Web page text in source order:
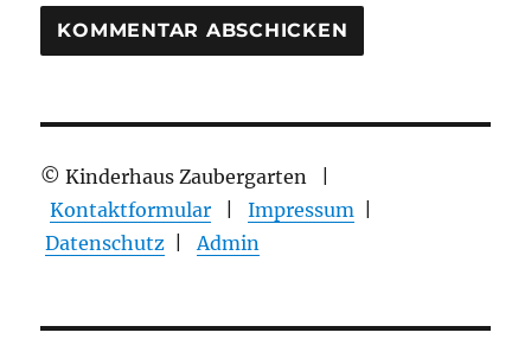
© Kinderhaus Zaubergarten |
Kontaktformular |Impressum
Datenschutz
Admin